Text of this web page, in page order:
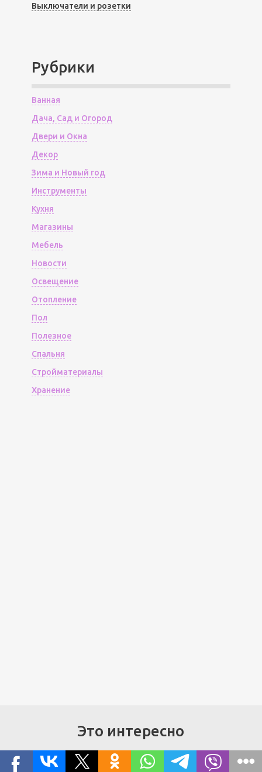
Выключатели и розетки
Рубрики
Ванная
Дача, Сад и Огород
Двери и Окна
Декор
Зима и Новый год
Инструменты
Кухня
Магазины
Мебель
Новости
Освещение
Отопление
Пол
Полезное
Спальня
Стройматериалы
Хранение
Это интересно